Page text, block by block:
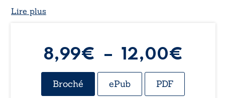
brisée ?
Lire plus
8,99€ – 12,00€
de
Broché ePub PDF